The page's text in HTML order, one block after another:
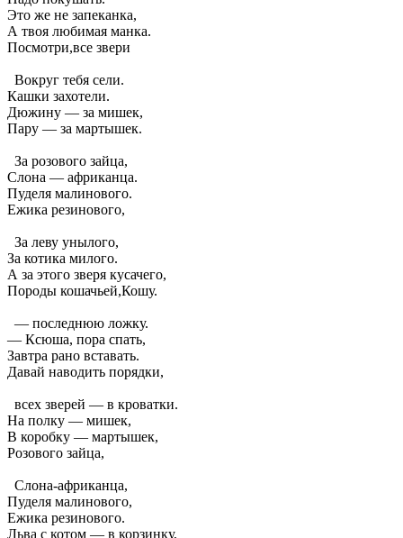
Это же не запеканка,
А твоя любимая манка.
Посмотри,все звери
Вокруг тебя сели.
Кашки захотели.
Дюжину — за мишек,
Пару — за мартышек.
За розового зайца,
Слона — африканца.
Пуделя малинового.
Ежика резинового,
За леву унылого,
За котика милого.
А за этого зверя кусачего,
Породы кошачьей,Кошу.
— последнюю ложку.
— Ксюша, пора спать,
Завтра рано вставать.
Давай наводить порядки,
всех зверей — в кроватки.
На полку — мишек,
В коробку — мартышек,
Розового зайца,
Слона-африканца,
Пуделя малинового,
Ежика резинового.
Льва с котом — в корзинку,